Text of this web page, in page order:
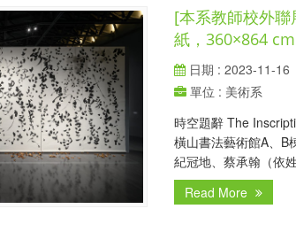
[本系教師校外
紙，360×864
日期 : 2023-11-16
單位 : 美術系
時空題辭 The
橫山書法藝術館A、B
紀冠地、蔡承翰（依
Read More